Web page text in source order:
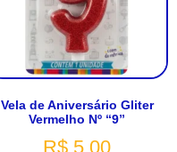
Vela de Aniversário Gliter
Vermelho Nº “9”
R$ 5,00